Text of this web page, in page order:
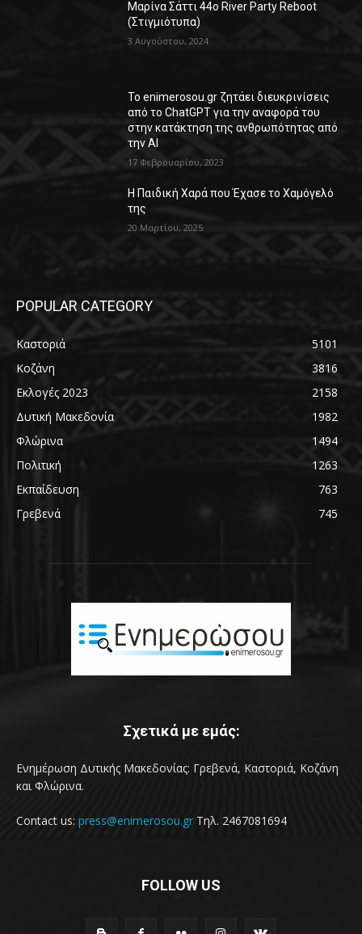
Μαρίνα Σάττι 44o River Party Reboot
(Στιγμιότυπα)
3 Αυγούστου, 2024
Το enimerosou.gr ζητάει διευκρινίσεις
από το ChatGPT για την αναφορά του
στην κατάκτηση της ανθρωπότητας από
την AI
17 Φεβρουαρίου, 2023
Η Παιδική Χαρά που Έχασε το Χαμόγελό
της
20 Μαρτίου, 2025
POPULAR CATEGORY
Καστοριά
5101
Κοζάνη
3816
Εκλογές 2023
2158
Δυτική Μακεδονία
1982
Φλώρινα
1494
Πολιτική
1263
Εκπαίδευση
763
Γρεβενά
745
Σχετικά με εμάς:
Ενημέρωση Δυτικής Μακεδονίας: Γρεβενά, Καστοριά, Κοζάνη
και Φλώρινα.
Contact us: press@enimerosou.gr Τηλ. 2467081694
FOLLOW US